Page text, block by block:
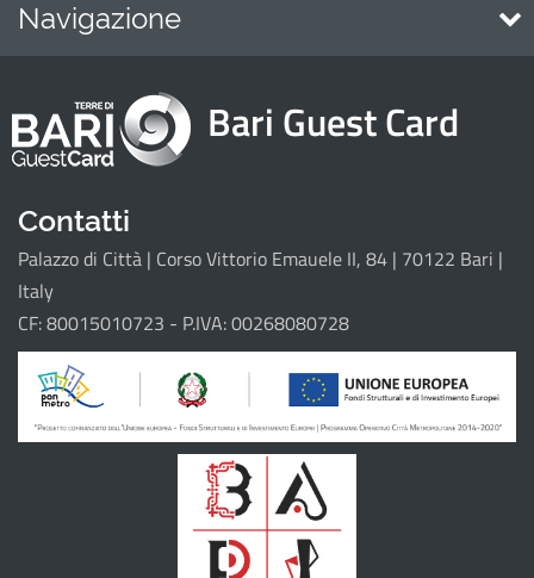
Navigazione
Attrattori
Eventi
Itinerari
Il progetto
Bari Guest Card
Contatti
Palazzo di Città | Corso Vittorio Emauele II, 84 | 70122 Bari |
Italy
CF: 80015010723 - P.IVA: 00268080728